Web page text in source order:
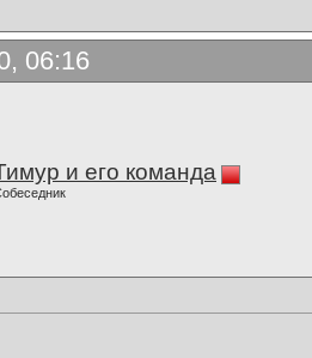
06:16
и его команда